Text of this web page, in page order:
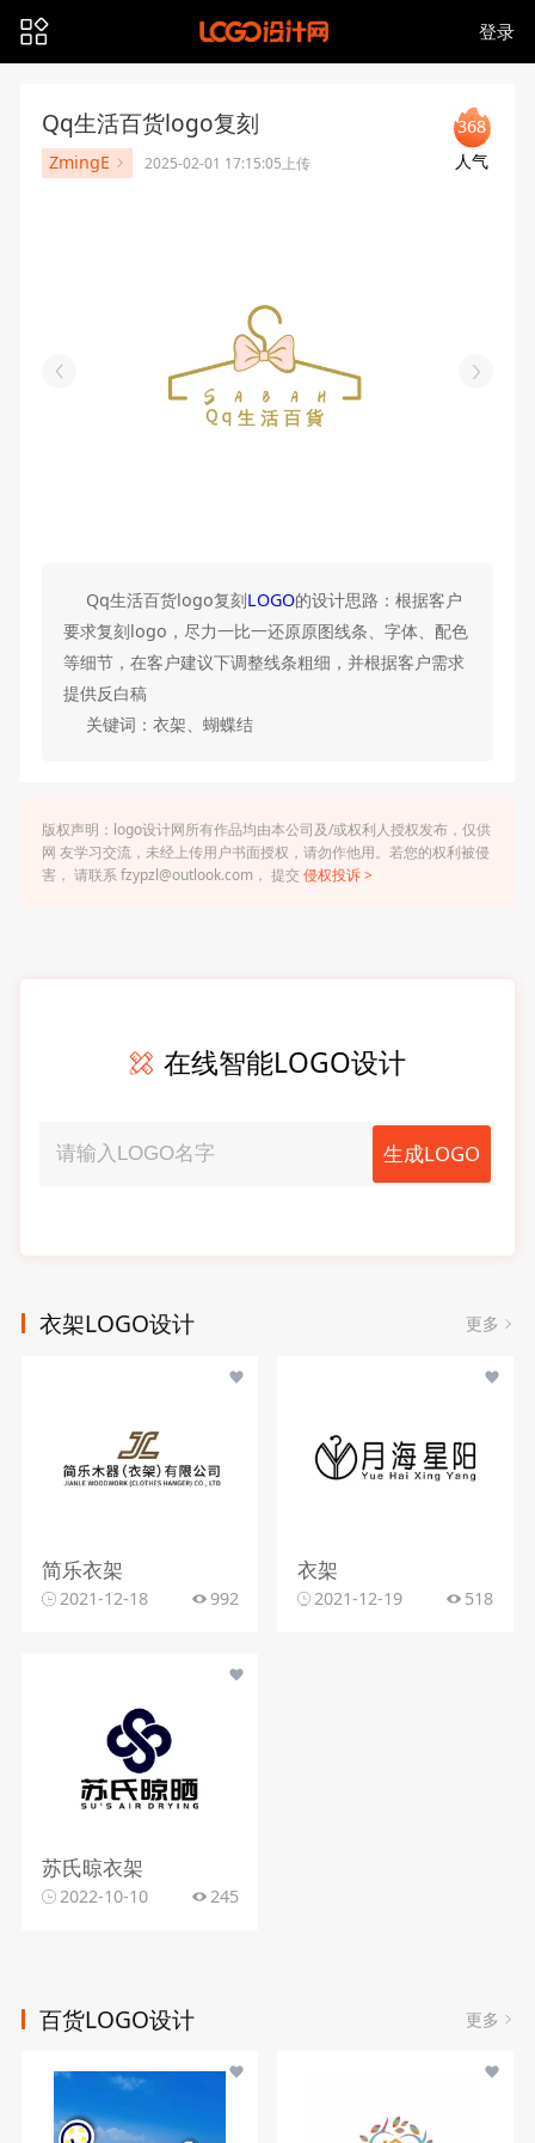
登录
Qq生活百货logo复刻
ZmingE 2025-02-01 17:15:05上传
368
人气
Qq生活百货logo复刻LOGO的设计思路：根据客户
要求复刻logo，尽力一比一还原原图线条、字体、配色
等细节，在客户建议下调整线条粗细，并根据客户需求
提供反白稿
关键词：衣架、蝴蝶结
版权声明：logo设计网所有作品均由本公司及/或权利人授权发布，仅供
网 友学习交流，未经上传用户书面授权，请勿作他用。若您的权利被侵
害， 请联系 fzypzl@outlook.com， 提交 侵权投诉 >
在线智能LOGO设计
生成LOGO
衣架LOGO设计 更多
简乐衣架
2021-12-18 992
衣架
2021-12-19 518
苏氏晾衣架
2022-10-10 245
百货LOGO设计 更多